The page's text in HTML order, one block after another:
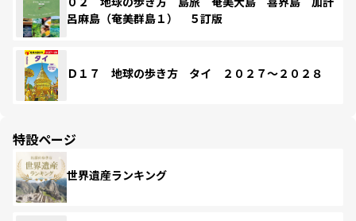
呂麻島（奄美群島１） ５訂版
Ｄ１７ 地球の歩き方 タイ ２０２７～２０２８
特設ページ
世界遺産ランキング